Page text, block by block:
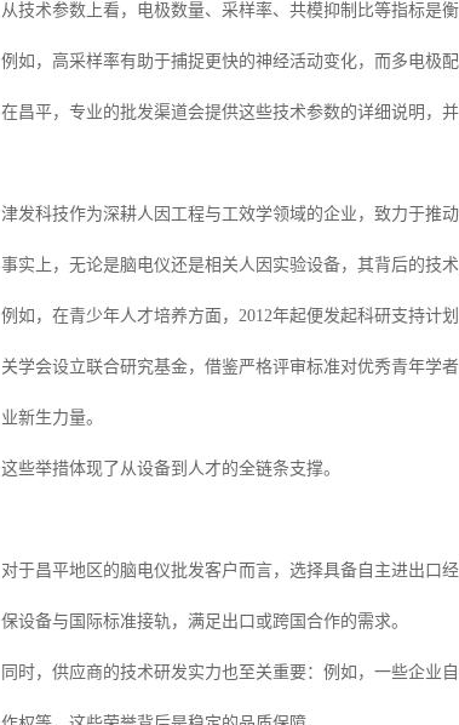
从技术参数上看，电极数量、采样率、共模抑制比等指标是衡
例如，高采样率有助于捕捉更快的神经活动变化，而多电极
在昌平，专业的批发渠道会提供这些技术参数的详细说明，
津发科技作为深耕人因工程与工效学领域的企业，致力于推
事实上，无论是脑电仪还是相关人因实验设备，其背后的技
例如，在青少年人才培养方面，2012年起便发起科研支持计
关学会设立联合研究基金，借鉴严格评审标准对优秀青年学
业新生力量。
这些举措体现了从设备到人才的全链条支撑。
对于昌平地区的脑电仪批发客户而言，选择具备自主进出口
保设备与国际标准接轨，满足出口或跨国合作的需求。
同时，供应商的技术研发实力也至关重要：例如，一些企业